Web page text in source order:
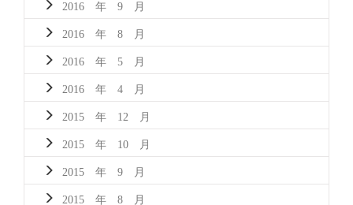
2016 年 9 月
2016 年 8 月
2016 年 5 月
2016 年 4 月
2015 年 12 月
2015 年 10 月
2015 年 9 月
2015 年 8 月